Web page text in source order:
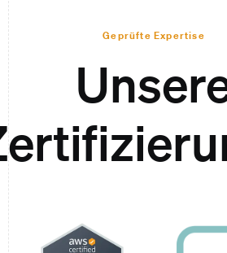
Geprüfte Expertise